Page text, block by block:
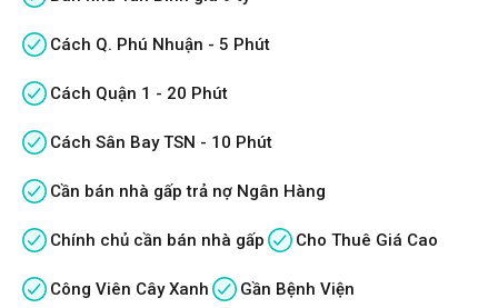
Cách Q. Phú Nhuận - 5 Phút
Cách Quận 1 - 20 Phút
Cách Sân Bay TSN - 10 Phút
Cần bán nhà gấp trả nợ Ngân Hàng
Chính chủ cần bán nhà gấp Cho Thuê Giá Cao
Công Viên Cây Xanh Gần Bệnh Viện